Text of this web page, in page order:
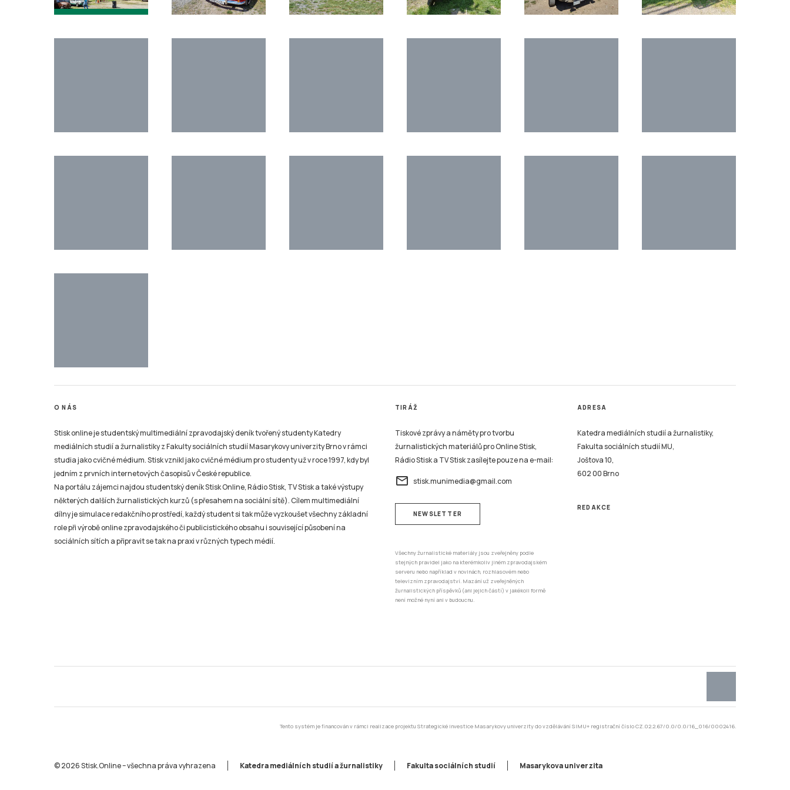
O NÁS
Stisk online je studentský multimediální zpravodajský deník tvořený studenty Katedry
mediálních studií a žurnalistiky z Fakulty sociálních studií Masarykovy univerzity Brno v rámci
studia jako cvičné médium. Stisk vznikl jako cvičné médium pro studenty už v roce 1997, kdy byl
jedním z prvních internetových časopisů v České republice.
Na portálu zájemci najdou studentský deník Stisk Online, Rádio Stisk, TV Stisk a také výstupy
některých dalších žurnalistických kurzů (s přesahem na sociální sítě). Cílem multimediální
dílny je simulace redakčního prostředí, každý student si tak může vyzkoušet všechny základní
role při výrobě online zpravodajského či publicistického obsahu i související působení na
sociálních sítích a připravit se tak na praxi v různých typech médií.
TIRÁŽ
Tiskové zprávy a náměty pro tvorbu
žurnalistických materiálů pro Online Stisk,
Rádio Stisk a TV Stisk zasílejte pouze na e-mail:
email stisk.munimedia@gmail.com
NEWSLETTER
Všechny žurnalistické materiály jsou zveřejněny podle
stejných pravidel jako na kterémkoliv jiném zpravodajském
serveru nebo například v novinách, rozhlasovém nebo
televizním zpravodajství. Mazání už zveřejněných
žurnalistických příspěvků (ani jejich částí) v jakékoli formě
není možné nyní ani v budoucnu.
ADRESA
Katedra mediálních studií a žurnalistiky,
Fakulta sociálních studií MU,
Joštova 10,
602 00 Brno
REDAKCE
Tento systém je financován v rámci realizace projektu Strategické investice Masarykovy univerzity do vzdělávání SIMU+ registrační číslo CZ.02.2.67/0.0/0.0/16_016/0002416.
© 2026 Stisk.Online – všechna práva vyhrazena Katedra mediálních studií a žurnalistiky Fakulta sociálních studií Masarykova univerzita